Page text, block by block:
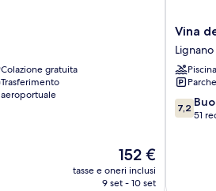
Colazione gratuita
Trasferimento
aeroportuale
Il
prezzo
attuale
152 €
tasse e oneri inclusi
9 set - 10 set
Vina
de
Mar
Lignano
Vina
Piscina
7.2
su
7,2
51